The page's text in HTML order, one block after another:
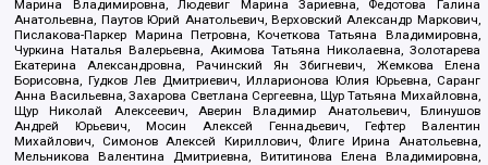
Марина Владимировна, Людевиг Марина Зариевна, Федотова Галина
Анатольевна, Паутов Юрий Анатольевич, Верховский Александр Маркович,
Пислакова-Паркер Марина Петровна, Кочеткова Татьяна Владимировна,
Чуркина Наталья Валерьевна, Акимова Татьяна Николаевна, Золотарева
Екатерина Александровна, Рачинский Ян Збигневич, Жемкова Елена
Борисовна, Гудков Лев Дмитриевич, Илларионова Юлия Юрьевна, Саранг
Анна Васильевна, Захарова Светлана Сергеевна, Щур Татьяна Михайловна,
Щур Николай Алексеевич, Аверин Владимир Анатольевич, Блинушов
Андрей Юрьевич, Мосин Алексей Геннадьевич, Гефтер Валентин
Михайлович, Симонов Алексей Кириллович, Флиге Ирина Анатольевна,
Мельникова Валентина Дмитриевна, Вититинова Елена Владимировна,